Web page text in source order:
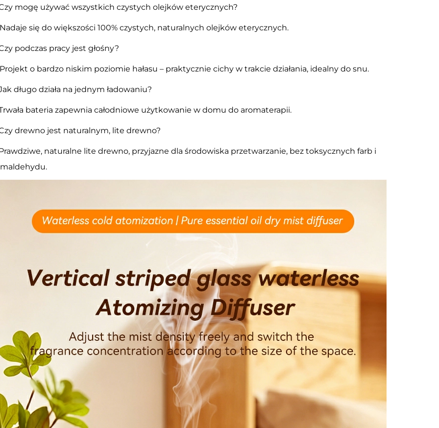
mogę używać wszystkich czystych olejków eterycznych?
się do większości 100% czystych, naturalnych olejków eterycznych.
podczas pracy jest głośny?
o bardzo niskim poziomie hałasu – praktycznie cichy w trakcie działania, idealny do snu.
długo działa na jednym ładowaniu?
bateria zapewnia całodniowe użytkowanie w domu do aromaterapii.
drewno jest naturalnym, lite drewno?
naturalne lite drewno, przyjazne dla środowiska przetwarzanie, bez toksycznych farb i